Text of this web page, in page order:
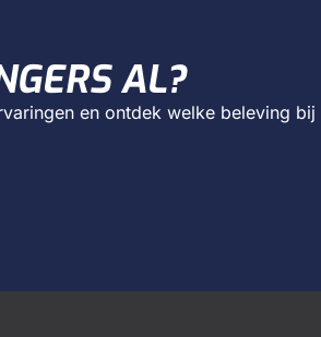
AL?
en ontdek welke beleving bij